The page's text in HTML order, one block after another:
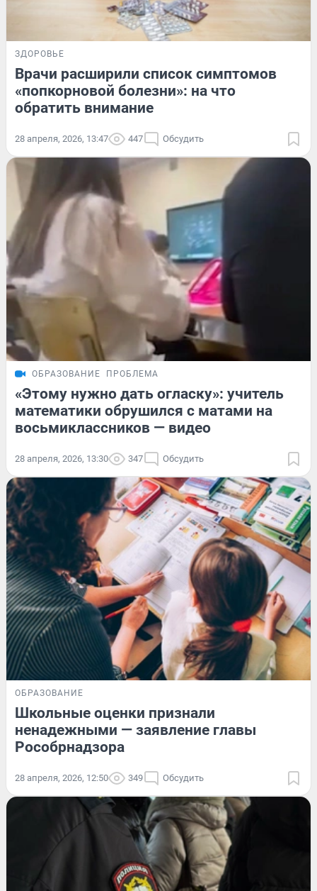
ЗДОРОВЬЕ
Врачи расширили список симптомов
«попкорновой болезни»: на что
обратить внимание
28 апреля, 2026, 13:47 447 Обсудить
ОБРАЗОВАНИЕ ПРОБЛЕМА
«Этому нужно дать огласку»: учитель
математики обрушился с матами на
восьмиклассников — видео
28 апреля, 2026, 13:30 347 Обсудить
ОБРАЗОВАНИЕ
Школьные оценки признали
ненадежными — заявление главы
Рособрнадзора
28 апреля, 2026, 12:50 349 Обсудить